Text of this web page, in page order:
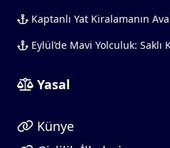
Kaptanlı Yat Kiralamanın
Eylül’de Mavi Yolculuk: Saklı
Yasal
Künye